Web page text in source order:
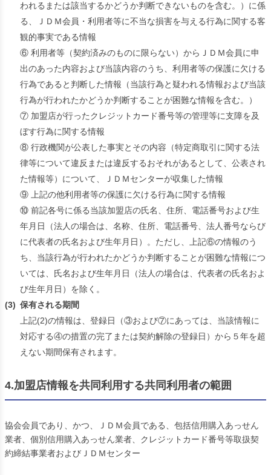
われるまたは該当するかどうか判断できないものを含む。）に係
る、ＪＤＭ会員・利用者等に不当な損害を与える行為に関する客
観的事実である情報
⑥ 利用者等（契約済みのものに限らない）からＪＤＭ会員に申
出のあった内容および当該内容のうち、利用者等の保護に欠ける
行為であると判断した情報（当該行為と疑われる情報および当該
行為が行われたかどうか判断することが困難な情報を含む。）
⑦ 加盟店が行ったクレジットカード番号等の管理等に支障を及
ぼす行為に関する情報
⑧ 行政機関が公表した事実とその内容（特定商取引に関する法
律等について違反または違反するおそれがあるとして、公表され
た情報等）について、ＪＤＭセンターが収集した情報
⑨ 上記の他利用者等の保護に欠ける行為に関する情報
⑩ 前記各号に係る当該加盟店の氏名、住所、電話番号および生
年月日（法人の場合は、名称、住所、電話番号、法人番号ならび
に代表者の氏名および生年月日）。ただし、上記⑥の情報のう
ち、当該行為が行われたかどうか判断することが困難な情報につ
いては、氏名および生年月日（法人の場合は、代表者の氏名およ
び生年月日）を除く。
(3) 保有される期間
上記(2)の情報は、登録日（③および⑦にあっては、当該情報に
対応する④の措置の完了または契約解除の登録日）から５年を超
えない期間保有されます。
4.加盟店情報を共同利用する共同利用者の範囲
協会会員であり、かつ、ＪＤＭ会員である、包括信用購入あっせん
業者、個別信用購入あっせん業者、クレジットカード番号等取扱契
約締結事業者およびＪＤＭセンター